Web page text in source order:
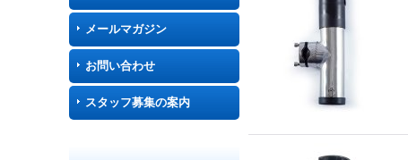
メールマガジン
お問い合わせ
スタッフ募集の案内